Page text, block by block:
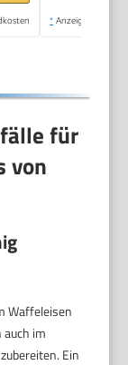
* Anzeige
für
von
Waffeleisen
im
Ein